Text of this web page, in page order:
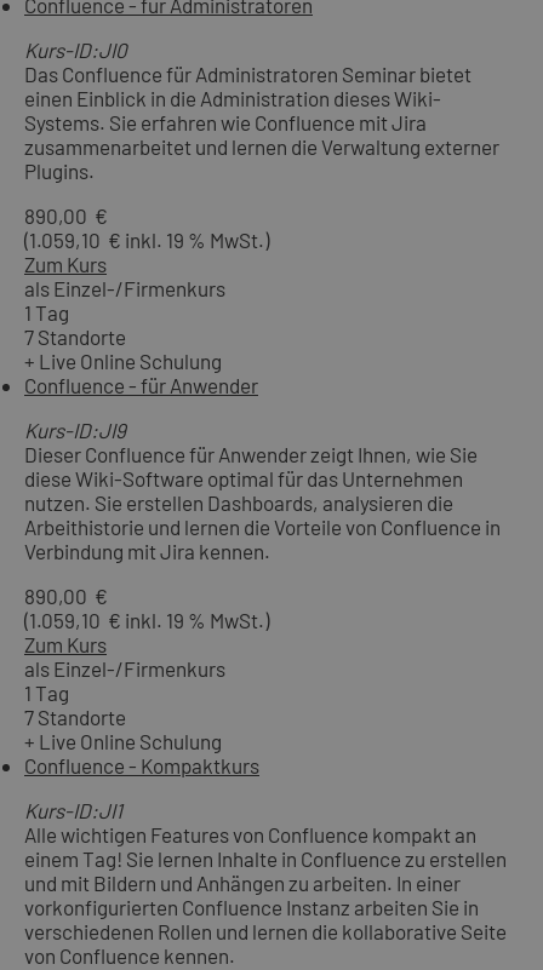
Kurs-ID:JI0
Das Confluence für Administratoren Seminar bietet
einen Einblick in die Administration dieses Wiki-
Systems. Sie erfahren wie Confluence mit Jira
zusammenarbeitet und lernen die Verwaltung externer
Plugins.
890,00 €
(1.059,10 € inkl. 19 % MwSt.)
Zum Kurs
als Einzel-/Firmenkurs
1 Tag
7 Standorte
+ Live Online Schulung
Confluence - für Anwender
Kurs-ID:JI9
Dieser Confluence für Anwender zeigt Ihnen, wie Sie
diese Wiki-Software optimal für das Unternehmen
nutzen. Sie erstellen Dashboards, analysieren die
Arbeithistorie und lernen die Vorteile von Confluence in
Verbindung mit Jira kennen.
890,00 €
(1.059,10 € inkl. 19 % MwSt.)
Zum Kurs
als Einzel-/Firmenkurs
1 Tag
7 Standorte
+ Live Online Schulung
Confluence - Kompaktkurs
Kurs-ID:JI1
Alle wichtigen Features von Confluence kompakt an
einem Tag! Sie lernen Inhalte in Confluence zu erstellen
und mit Bildern und Anhängen zu arbeiten. In einer
vorkonfigurierten Confluence Instanz arbeiten Sie in
verschiedenen Rollen und lernen die kollaborative Seite
von Confluence kennen.